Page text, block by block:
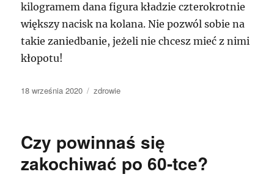
kilogramem dana figura kładzie czterokrotnie
większy nacisk na kolana. Nie pozwól sobie na
takie zaniedbanie, jeżeli nie chcesz mieć z nimi
kłopotu!
Data
18 września 2020 Kategorie
zdrowie
Czy powinnaś się
zakochiwać po 60-tce?